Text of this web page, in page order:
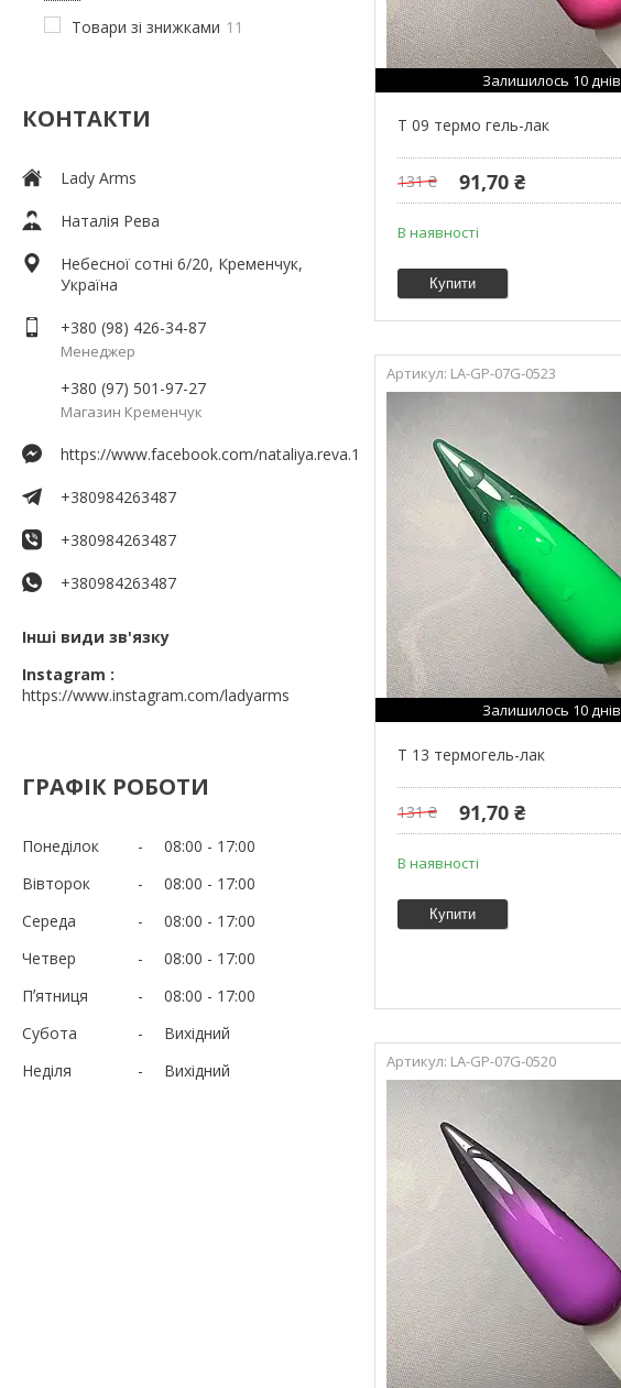
Товари зі знижками 11
КОНТАКТИ
Lady Arms
Наталія Рева
Небесної сотні 6/20, Кременчук,
Україна
+380 (98) 426-34-87
Менеджер
+380 (97) 501-97-27
Магазин Кременчук
https://www.facebook.com/nataliya.reva.1
+380984263487
+380984263487
+380984263487
Інші види зв'язку
Instagram
https://www.instagram.com/ladyarms
ГРАФІК РОБОТИ
Понеділок 08:00
17:00
Вівторок
08:00
17:00
Середа
08:00
17:00
Четвер
08:00
17:00
Пʼятниця
08:00
17:00
Субота
Вихідний
Неділя
Вихідний
Залишилось 10 днів
T 09 термо гель-лак
131 ₴ 91,70 ₴
В наявності
Купити
LA-GP-07G-0523
Залишилось 10 днів
T 13 термогель-лак
131 ₴ 91,70 ₴
В наявності
Купити
LA-GP-07G-0520